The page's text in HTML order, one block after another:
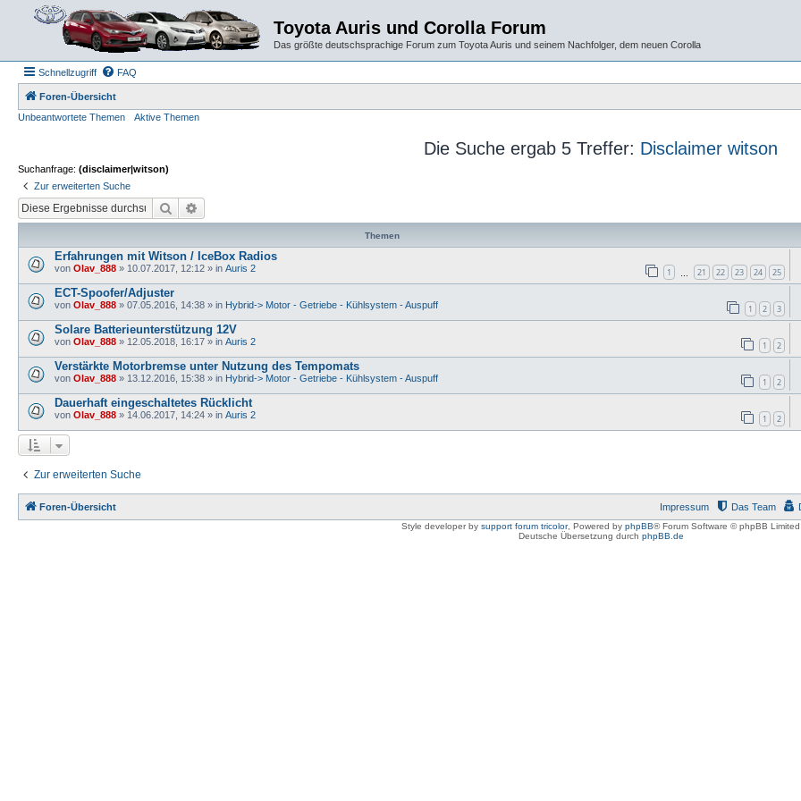
Toyota Auris und Corolla Forum
Das größte deutschsprachige Forum zum Toyota Auris und seinem Nachfolger, dem neuen Corolla
Schnellzugriff FAQ
Foren-Übersicht
Unbeantwortete Themen
Aktive Themen
Die Suche ergab 5 Treffer: Disclaimer witson
Suchanfrage: (disclaimer|witson)
Zur erweiterten Suche
Suche
Themen
Erfahrungen mit Witson / IceBox Radios
von Olav_888 » 10.07.2017, 12:12 » in Auris 2 1 21 22 23 24 25
ECT-Spoofer/Adjuster
von Olav_888 » 07.05.2016, 14:38 » in Hybrid-> Motor - Getriebe - Kühlsystem - Auspuff 1 2 3
Solare Batterieunterstützung 12V
von Olav_888 » 12.05.2018, 16:17 » in Auris 2 1 2
Verstärkte Motorbremse unter Nutzung des Tempomats
von Olav_888 » 13.12.2016, 15:38 » in Hybrid-> Motor - Getriebe - Kühlsystem - Auspuff 1 2
Dauerhaft eingeschaltetes Rücklicht
von Olav_888 » 14.06.2017, 14:24 » in Auris 2 1 2
Zur erweiterten Suche
Foren-Übersicht Das Team
Impressum
Style developer by support forum tricolor, Powered by phpBB® Forum Software © phpBB Limited
Deutsche Übersetzung durch phpBB.de